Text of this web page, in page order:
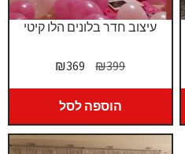
עיצוב חדר בלונים הלו קיטי
₪399
המחיר
המקורי
היה:
₪399.
₪369
המחיר
הנוכחי
₪369.
הוספה לסל